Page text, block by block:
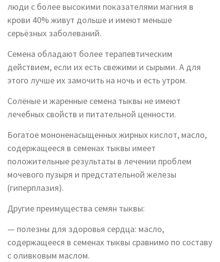
люди с более высокими показателями магния в
крови 40% живут дольше и имеют меньше
серьёзных заболеваний.
Семена обладают более терапевтическим
действием, если их есть свежими и сырыми. А для
этого лучше их замочить на ночь и есть утром.
Солёные и жаренные семена тыквы не имеют
лечебных свойств и питательной ценности.
Богатое мононенасыщенных жирных кислот, масло,
содержащееся в семенах тыквы имеет
положительные результаты в лечении проблем
мочевого пузыря и предстательной железы
(гиперплазия).
Другие преимущества семян тыквы:
— полезны для здоровья сердца: масло,
содержащееся в семенах тыквы сравнимо по составу
с оливковым маслом.